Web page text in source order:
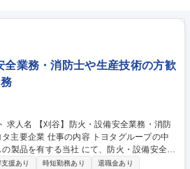
全業務・消防士や生産技術の方歓
ヨタグループの中
製品を有する当社 にて、防火・設備安全業
援あり 時短勤務あり
退職金あり